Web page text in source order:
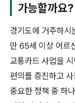
가능할까요?
경기도에 거주하시
만 65세 이상 어르
교통카드 사업을
편의를 증진하고
중요한 정책 중 하